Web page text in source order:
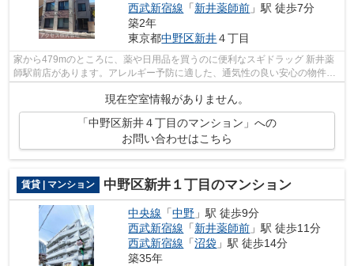
西武新宿線 「新井薬師前 」駅 徒歩7分
築2年
東京都中野区新井４丁目
家から479mのところに、薬や日用品を買うのに便利なスギドラッグ 新井薬
師駅前店があります。アレルギー予防に適した、通気性の良い安心の物件で
す。健康な体は新鮮な空気を吸うところ...
現在空室情報がありません。
「中野区新井４丁目のマンション」への
お問い合わせはこちら
賃貸 | マンション 中野区新井１丁目のマンション
中央線 「中野 」駅 徒歩9分
西武新宿線 「新井薬師前 」駅 徒歩11分
西武新宿線 「沼袋 」駅 徒歩14分
築35年